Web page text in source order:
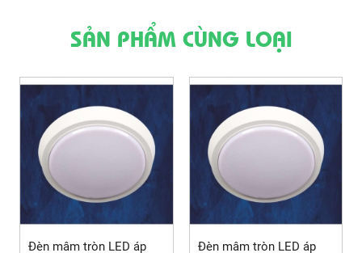
SẢN PHẨM CÙNG LOẠI
Đèn mâm tròn LED áp Đèn mâm tròn LED áp